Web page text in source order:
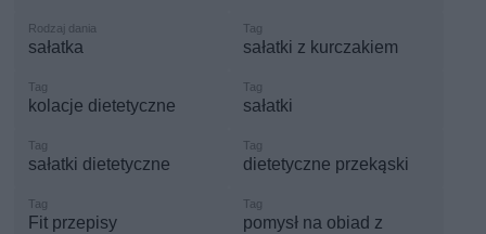
sałatka sałatki z kurczakiem
kolacje dietetyczne sałatki
sałatki dietetyczne dietetyczne przekąski
Fit przepisy
pomysł na obiad z